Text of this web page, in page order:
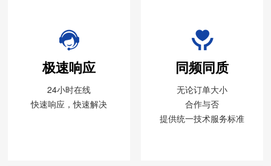
极速响应
24小时在线
快速响应，快速解决
同频同质
无论订单大小
合作与否
提供统一技术服务标准